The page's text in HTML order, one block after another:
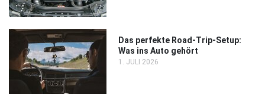
Das perfekte Road-Trip-Setup:
Was ins Auto gehört
1. JULI 2026